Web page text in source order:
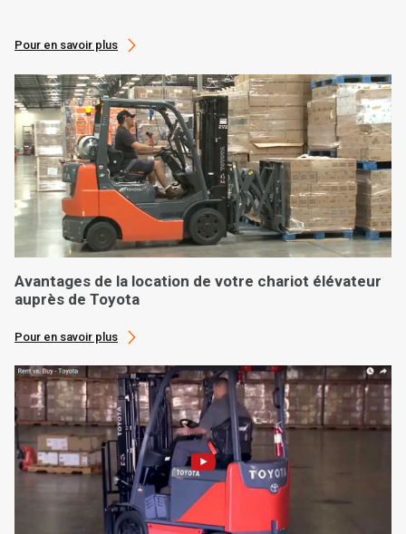
Pour en savoir plus
Avantages de la location de votre chariot élévateur
auprès de Toyota
Pour en savoir plus